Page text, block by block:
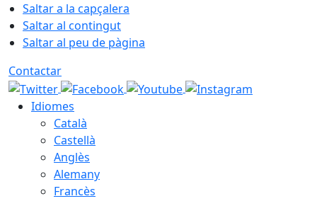
Saltar a la capçalera
Saltar al contingut
Saltar al peu de pàgina
Contactar
Idiomes
Català
Castellà
Anglès
Alemany
Francès